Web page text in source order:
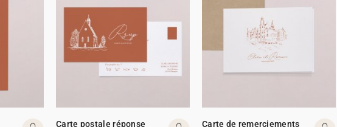
Carte postale réponse Carte de remerciements